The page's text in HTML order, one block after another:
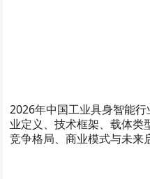
2026年中国工业具身智能
业定义、技术框架、载体类
竞争格局、商业模式与未来